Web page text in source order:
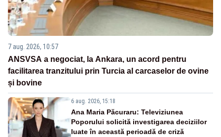
7 aug. 2026, 10:57
ANSVSA a negociat, la Ankara, un acord pentru
facilitarea tranzitului prin Turcia al carcaselor de ovine
și bovine
6 aug. 2026, 15:18
Ana Maria Păcuraru: Televiziunea
Poporului solicită investigarea deciziilor
luate în această perioadă de criză